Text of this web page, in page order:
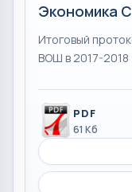
Экономика
Итоговый
ВОШ в 2017-2018
PDF
61 Кб